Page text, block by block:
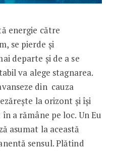
energie către
se pierde și
departe și de a se
va alege stagnarea.
din cauza
la orizont și își
a rămâne pe loc. Un Eu
asumat la această
sensul. Plătind